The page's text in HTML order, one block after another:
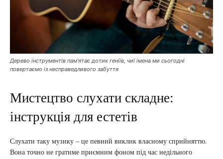
Дерево інструментів пам’ятає дотик геніїв, чиї імена ми сьогодні
повертаємо із несправедливого забуття
Мистецтво слухати складне:
інструкція для естетів
Слухати таку музику – це певний виклик власному сприйняттю.
Вона точно не гратиме приємним фоном під час недільного